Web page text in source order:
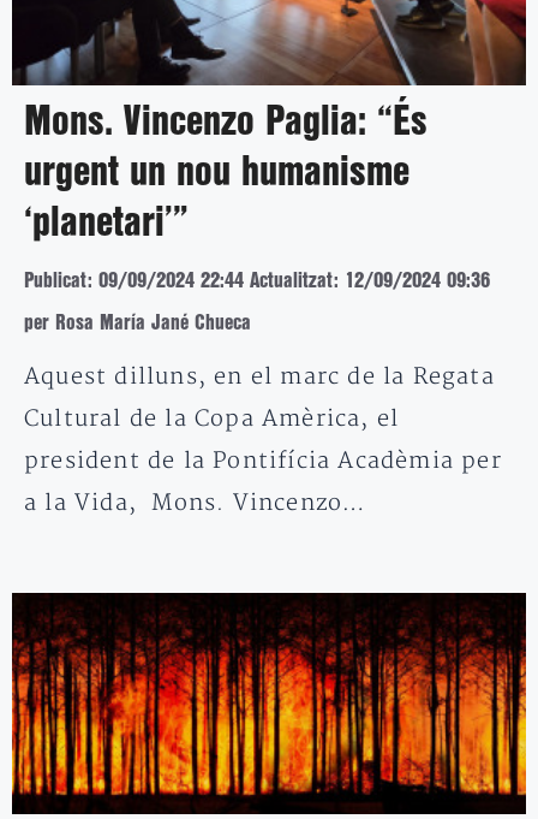
Mons. Vincenzo Paglia: “És
urgent un nou humanisme
‘planetari’”
Publicat: 09/09/2024 22:44 Actualitzat: 12/09/2024 09:36
per Rosa María Jané Chueca
Aquest dilluns, en el marc de la Regata
Cultural de la Copa Amèrica, el
president de la Pontifícia Acadèmia per
a la Vida, Mons. Vincenzo…